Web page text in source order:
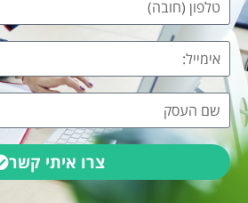
צרו איתי קשר